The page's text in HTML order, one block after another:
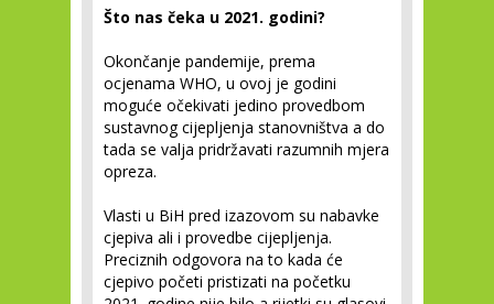
Što nas čeka u 2021. godini?
Okončanje pandemije, prema
ocjenama WHO, u ovoj je godini
moguće očekivati jedino provedbom
sustavnog cijepljenja stanovništva a do
tada se valja pridržavati razumnih mjera
opreza.
Vlasti u BiH pred izazovom su nabavke
cjepiva ali i provedbe cijepljenja.
Preciznih odgovora na to kada će
cjepivo početi pristizati na početku